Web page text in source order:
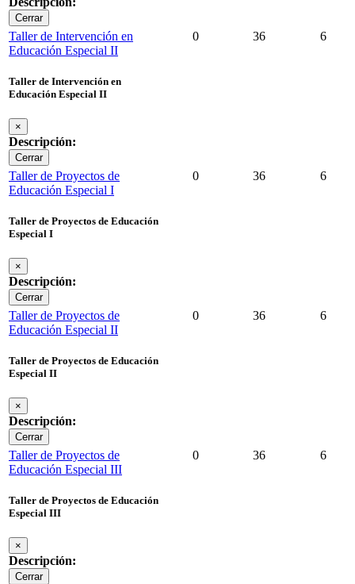
Cerrar
Taller de Intervención en
Educación Especial II
Taller de Intervención en
Educación Especial II
×
Descripción:
Cerrar
0 36 6
Taller de Proyectos de
Educación Especial I
Taller de Proyectos de Educación
Especial I
×
Descripción:
Cerrar
0 36 6
Taller de Proyectos de
Educación Especial II
Taller de Proyectos de Educación
Especial II
×
Descripción:
Cerrar
0 36 6
Taller de Proyectos de
Educación Especial III
Taller de Proyectos de Educación
Especial III
×
Descripción:
Cerrar
0 36 6